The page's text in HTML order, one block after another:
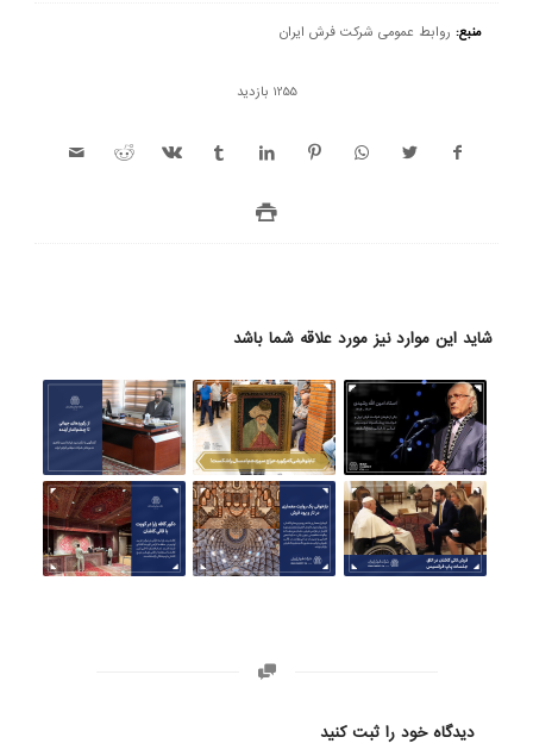
منبع: روابط عمومی شرکت فرش ایران
1255 بازدید
شاید این موارد نیز مورد علاقه شما باشد
دیدگاه خود را ثبت کنید